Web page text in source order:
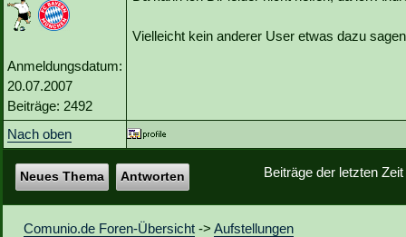
Anmeldungsdatum:
20.07.2007
Beiträge: 2492
Vielleicht kein anderer User etwas dazu
Nach oben
Beiträge der letzten
Neues Thema Antworten
Comunio.de Foren-Übersicht ->Aufstellungen